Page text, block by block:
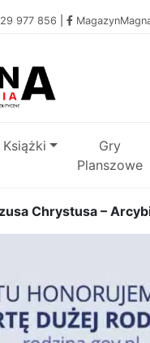
977 856
Książki
Gry
Planszowe
Chrystusa –